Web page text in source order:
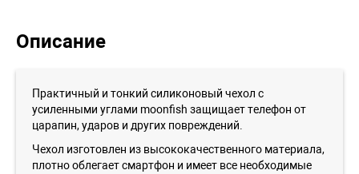
Описание
Практичный и тонкий силиконовый чехол с
усиленными углами moonfish защищает телефон от
царапин, ударов и других повреждений.
Чехол изготовлен из высококачественного материала,
плотно облегает смартфон и имеет все необходимые